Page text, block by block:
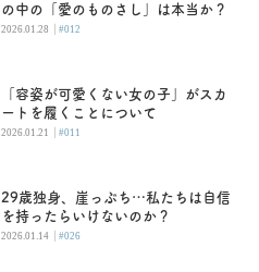
の中の「愛のものさし」は本当か？
2026.01.28 |#012
「容姿が可愛くない女の子」がスカ
ートを履くことについて
2026.01.21 |#011
29歳独身、崖っぷち…私たちは自信
を持ったらいけないのか？
2026.01.14 |#026